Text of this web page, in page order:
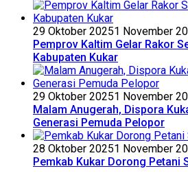
29 Oktober 20251 November
Pemprov Kaltim Gelar Rakor
Kabupaten Kukar
29 Oktober 20251 November
Malam Anugerah, Dispora
Generasi Pemuda Pelopor
28 Oktober 20251 November
Pemkab Kukar Dorong Petani